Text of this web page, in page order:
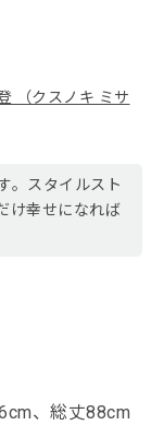
（クスノキ ミサ
。スタイルスト
け幸せになれば
、総丈88cm